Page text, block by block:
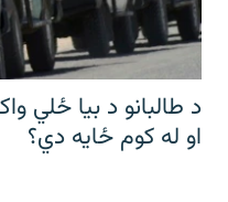
د طالبانو د بیا ځلي
او له کوم ځایه دي؟